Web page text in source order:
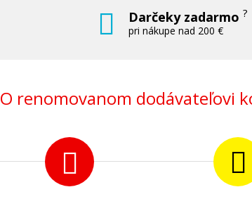
Darčeky zadarmo?
pri nákupe nad 200 €
O renomovanom dodávateľovi